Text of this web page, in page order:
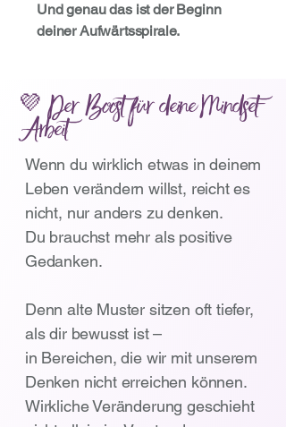
Und genau das ist der Beginn
deiner Aufwärtsspirale.
💜 Der Boost für deine Mindset-
Arbeit
Wenn du wirklich etwas in deinem
Leben verändern willst, reicht es
nicht, nur anders zu denken.
Du brauchst mehr als positive
Gedanken.
Denn alte Muster sitzen oft tiefer,
als dir bewusst ist –
in Bereichen, die wir mit unserem
Denken nicht erreichen können.
Wirkliche Veränderung geschieht